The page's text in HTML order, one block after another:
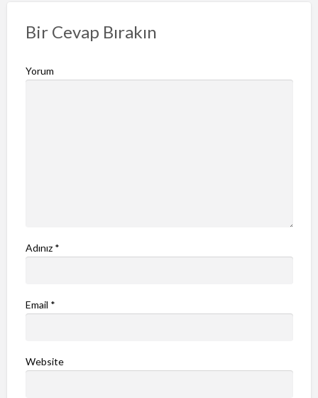
Bir Cevap Bırakın
Yorum
Adınız *
Email *
Website